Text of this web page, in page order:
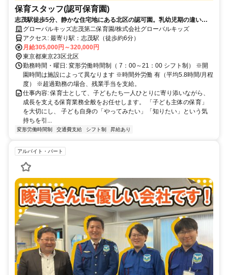
保育スタッフ(認可保育園)
志茂駅徒歩5分、静かな住宅地にある北区の認可園。乳幼児期の違いを
認め合う環境と開放感ある幼児室で、前向き・安心感・存在を認める保
育を職員一同で実践しています。
グローバルキッズ志茂第二保育園/株式会社グローバルキッズ
アクセス: 最寄り駅：志茂駅（徒歩約6分）
月給305,000円～320,000円
東京都東京23区北区
勤務時間・曜日: 変形労働時間制（ 7：00～21：00 シフト制） ※開
園時間は施設によって異なります ※時間外労働 有（平均5.8時間/月程
度） ※超過勤務の場合、残業手当を支給。
仕事内容: 保育士として、子どもたち一人ひとりに寄り添いながら、
成長を支える保育業務全般をお任せします。 「子ども主体の保育」
を大切にし、 子ども自身の「やってみたい」「知りたい」という気
持ちを引...
変形労働時間制 交通費支給 シフト制 昇給あり
アルバイト・パート